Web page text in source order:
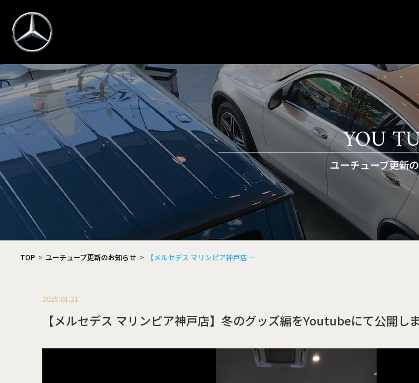
YOU
ユーチューブ更新
TOP ユーチューブ更新のお知らせ 【メルセデス マリンピア神戸店…
2025.01.21
【メルセデス マリンピア神戸店】冬のグッズ編をYoutubeにて公開し